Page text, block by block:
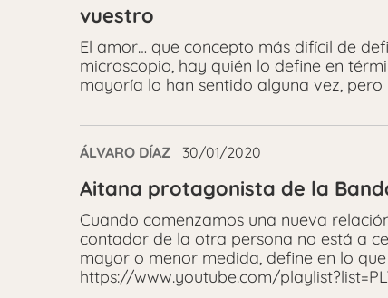
vuestro
El amor… que concepto más difícil de
microscopio, hay quién lo define en
mayoría lo han sentido alguna vez,
ÁLVARO DÍAZ 30/01/2020
Aitana protagonista de la
Cuando comenzamos una nueva
contador de la otra persona no está a
mayor o menor medida, define en lo
https://www.youtube.com/